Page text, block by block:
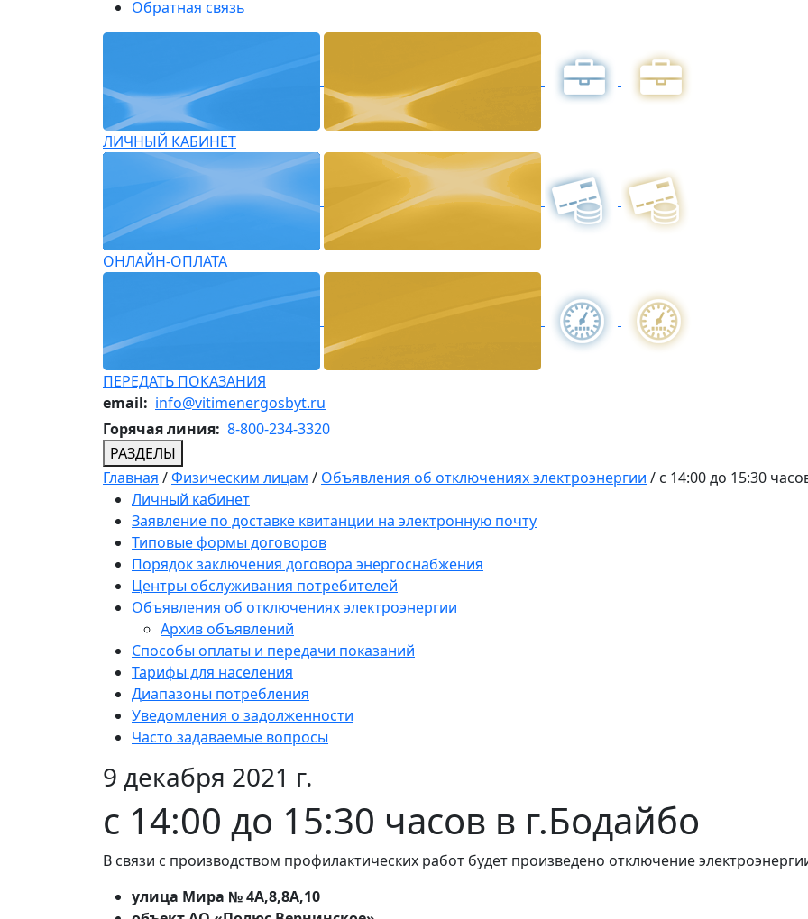
Обратная связь
ЛИЧНЫЙ КАБИНЕТ
ОНЛАЙН-ОПЛАТА
ПЕРЕДАТЬ ПОКАЗАНИЯ
email: info@vitimenergosbyt.ru
Горячая линия: 8-800-234-3320
РАЗДЕЛЫ
Главная /Физическим лицам / Объявления об отключениях электроэнергии / c 14:00 до 15:30
Личный кабинет
Заявление по доставке квитанции на электронную почту
Типовые формы договоров
Порядок заключения договора энергоснабжения
Центры обслуживания потребителей
Объявления об отключениях электроэнергии
Архив объявлений
Способы оплаты и передачи показаний
Тарифы для населения
Диапазоны потребления
Уведомления о задолженности
Часто задаваемые вопросы
9 декабря 2021 г.
c 14:00 до 15:30 часов в г.Бодайбо
В связи с производством профилактических работ будет произведено отключение
улица Мира № 4А,8,8А,10